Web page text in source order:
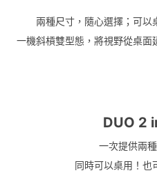
兩種尺寸，隨心選擇；可以
一機斜槓雙型態，將視野從桌面
DUO 2
一次提供兩
同時可以桌用！也